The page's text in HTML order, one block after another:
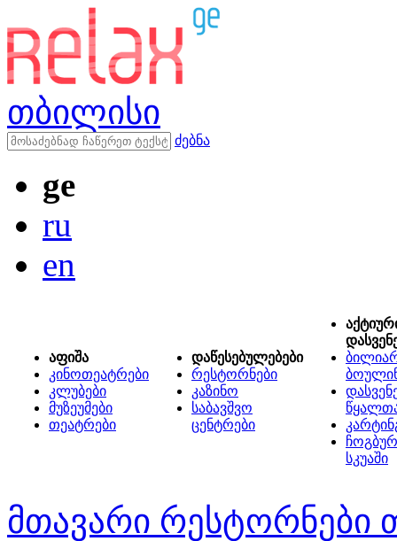
თბილისი
ძებნა
ge
ru
en
აფიშა
კინოთეატრები
კლუბები
მუზეუმები
თეატრები
დაწესებულებები
რესტორნები
კაზინო
საბავშვო
ცენტრები
სკუაში
მთავარი რესტორნები